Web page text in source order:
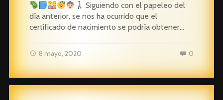
Siguiendo con el papeleo del
día anterior, se nos ha ocurrido que el
certificado de nacimiento se podría obtener…
8 mayo, 2020 0